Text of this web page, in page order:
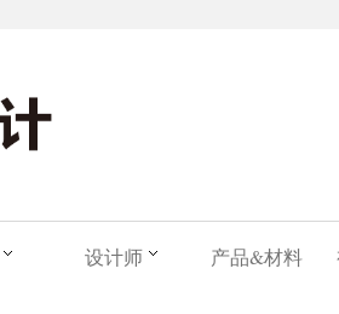
设计师 产品&材料